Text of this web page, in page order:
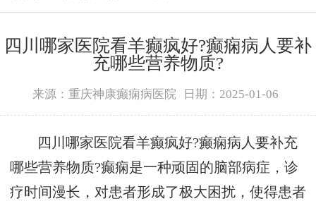
四川哪家医院看羊癫疯好?癫痫病人要补
充哪些营养物质?
来源：重庆神康癫痫病医院 日期：2025-01-06
四川哪家医院看羊癫疯好?癫痫病人要补充
哪些营养物质?癫痫是一种顽固的脑部病症，诊
疗时间漫长，对患者形成了极大困扰，使得患者